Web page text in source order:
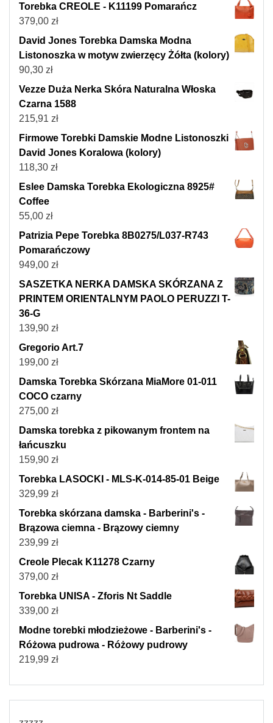
Torebka CREOLE - K11199 Pomarańcz
379,00 zł
David Jones Torebka Damska Modna
Listonoszka w motyw zwierzęcy Żółta (kolory)
90,30 zł
Vezze Duża Nerka Skóra Naturalna Włoska
Czarna 1588
215,91 zł
Firmowe Torebki Damskie Modne Listonoszki
David Jones Koralowa (kolory)
118,30 zł
Eslee Damska Torebka Ekologiczna 8925#
Coffee
55,00 zł
Patrizia Pepe Torebka 8B0275/L037-R743
Pomarańczowy
949,00 zł
SASZETKA NERKA DAMSKA SKÓRZANA Z
PRINTEM ORIENTALNYM PAOLO PERUZZI T-
36-G
139,90 zł
Gregorio Art.7
199,00 zł
Damska Torebka Skórzana MiaMore 01-011
COCO czarny
275,00 zł
Damska torebka z pikowanym frontem na
łańcuszku
159,90 zł
Torebka LASOCKI - MLS-K-014-85-01 Beige
329,99 zł
Torebka skórzana damska - Barberini's -
Brązowa ciemna - Brązowy ciemny
239,99 zł
Creole Plecak K11278 Czarny
379,00 zł
Torebka UNISA - Zforis Nt Saddle
339,00 zł
Modne torebki młodzieżowe - Barberini's -
Różowa pudrowa - Różowy pudrowy
219,99 zł